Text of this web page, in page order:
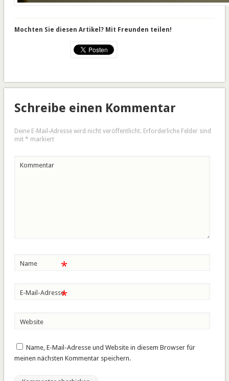
Mochten Sie diesen Artikel? Mit Freunden teilen!
Schreibe einen Kommentar
Deine E-Mail-Adresse wird nicht veröffentlicht. Erforderliche Felder sind
mit * markiert
Kommentar
Name *
E-Mail-Adresse*
Website
Name, E-Mail-Adresse und Website in diesem Browser für
meinen nächsten Kommentar speichern.